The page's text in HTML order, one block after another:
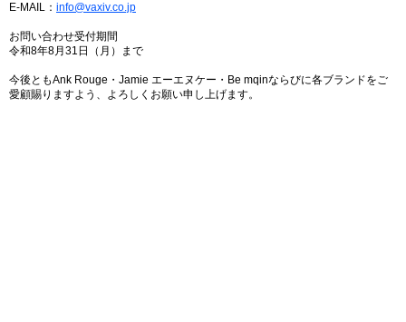
E-MAIL： info@vaxiv.co.jp
お問い合わせ受付期間
令和8年8月31日（月）まで
今後ともAnk Rouge・Jamie エーエヌケー・Be mqinならびに各ブランドをご
愛顧賜りますよう、よろしくお願い申し上げます。